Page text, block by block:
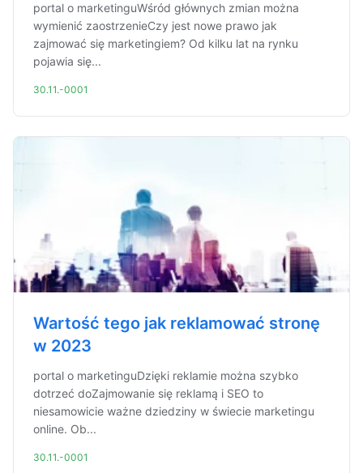
portal o marketinguWśród głównych zmian można
wymienić zaostrzenieCzy jest nowe prawo jak
zajmować się marketingiem? Od kilku lat na rynku
pojawia się...
30.11.-0001
Wartość tego jak reklamować stronę
w 2023
portal o marketinguDzięki reklamie można szybko
dotrzeć doZajmowanie się reklamą i SEO to
niesamowicie ważne dziedziny w świecie marketingu
online. Ob...
30.11.-0001